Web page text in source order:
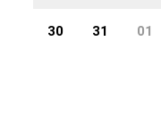
30 31 01